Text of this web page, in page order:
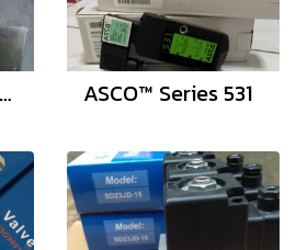
4V210-08 Broad/Electrical ASCO™ Series 531